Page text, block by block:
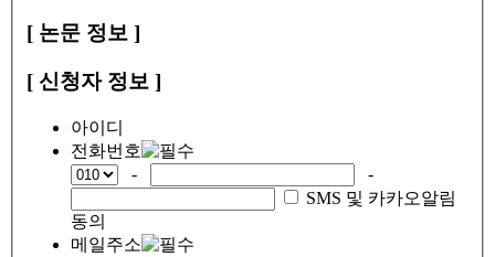
[ 논문 정보 ]
[ 신청자 정보 ]
아이디
전화번호
-
-
SMS 및 카카오알림
동의
메일주소